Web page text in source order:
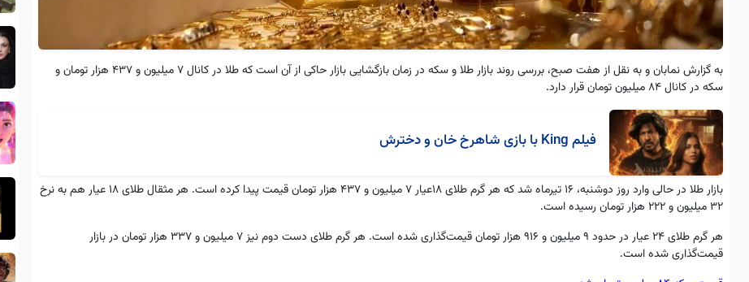
به گزارش نمابان و به نقل از هفت صبح، بررسی روند بازار طلا و سکه در زمان بازگشایی بازار حاکی از آن است که طلا در کانال ۷ میلیون و ۴۳۷ هزار تومان و
سکه در کانال ۸۴ میلیون تومان قرار دارد.
فیلم King با بازی شاهرخ خان و دخترش
بازار طلا در حالی وارد روز دوشنبه، ۱۶ تیرماه شد که هر گرم طلای ۱۸عیار ۷ میلیون و ۴۳۷ هزار تومان قیمت پیدا کرده است. هر مثقال طلای ۱۸ عیار هم به نرخ
۳۲ میلیون و ۲۲۲ هزار تومان رسیده است.
هر گرم طلای ۲۴ عیار در حدود ۹ میلیون و ۹۱۶ هزار تومان قیمت‌گذاری شده است. هر گرم طلای دست دوم نیز ۷ میلیون و ۳۳۷ هزار تومان در بازار
قیمت‌گذاری شده است.